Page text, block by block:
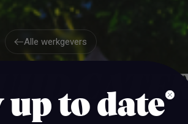
Alle werkgevers
up to date